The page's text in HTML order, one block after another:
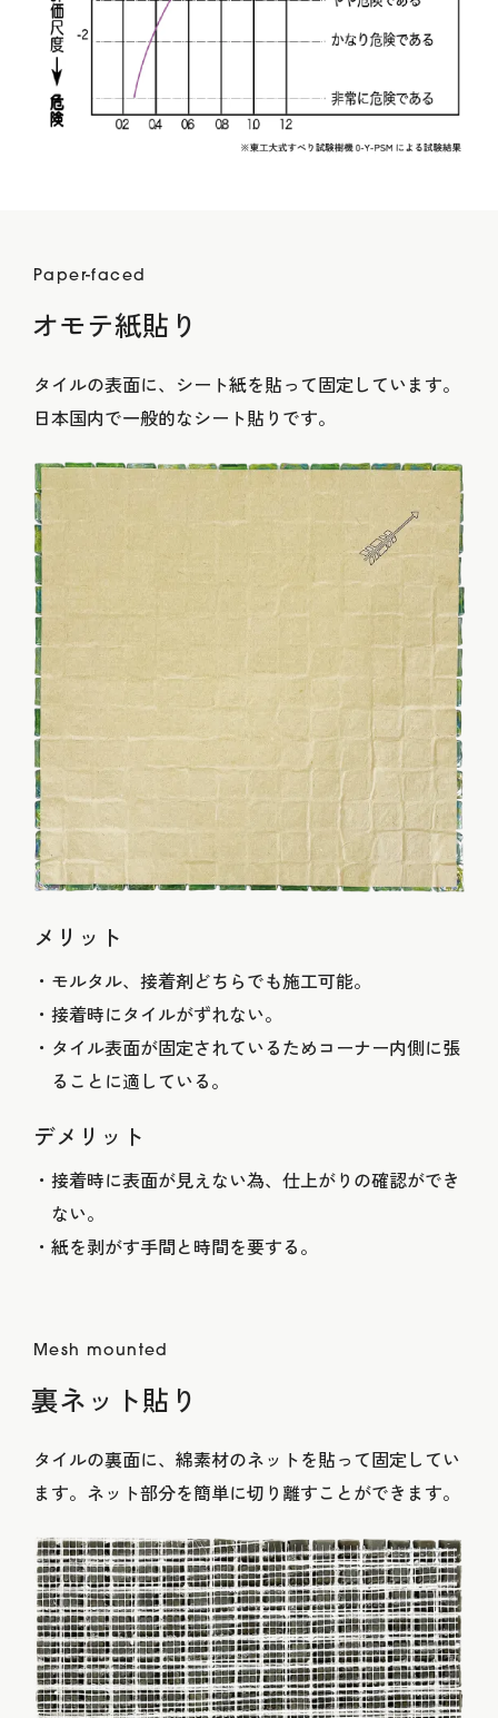
Paper-faced
オモテ紙貼り
タイルの表面に、シート紙を貼って固定しています。
日本国内で一般的なシート貼りです。
メリット
モルタル、接着剤どちらでも施工可能。
接着時にタイルがずれない。
タイル表面が固定されているためコーナー内側に張
ることに適している。
デメリット
接着時に表面が見えない為、仕上がりの確認ができ
ない。
紙を剥がす手間と時間を要する。
Mesh mounted
裏ネット貼り
タイルの裏面に、綿素材のネットを貼って固定してい
ます。ネット部分を簡単に切り離すことができます。